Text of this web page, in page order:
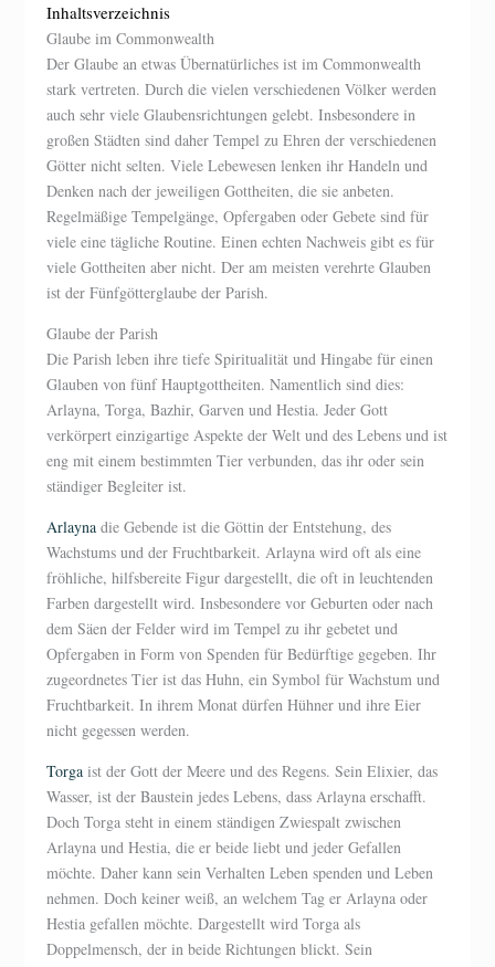
Inhaltsverzeichnis
Glaube im Commonwealth
Der Glaube an etwas Übernatürliches ist im Commonwealth
stark vertreten. Durch die vielen verschiedenen Völker werden
auch sehr viele Glaubensrichtungen gelebt. Insbesondere in
großen Städten sind daher Tempel zu Ehren der verschiedenen
Götter nicht selten. Viele Lebewesen lenken ihr Handeln und
Denken nach der jeweiligen Gottheiten, die sie anbeten.
Regelmäßige Tempelgänge, Opfergaben oder Gebete sind für
viele eine tägliche Routine. Einen echten Nachweis gibt es für
viele Gottheiten aber nicht. Der am meisten verehrte Glauben
ist der Fünfgötterglaube der Parish.
Glaube der Parish
Die Parish leben ihre tiefe Spiritualität und Hingabe für einen
Glauben von fünf Hauptgottheiten. Namentlich sind dies:
Arlayna, Torga, Bazhir, Garven und Hestia. Jeder Gott
verkörpert einzigartige Aspekte der Welt und des Lebens und ist
eng mit einem bestimmten Tier verbunden, das ihr oder sein
ständiger Begleiter ist.
Arlayna die Gebende ist die Göttin der Entstehung, des
Wachstums und der Fruchtbarkeit. Arlayna wird oft als eine
fröhliche, hilfsbereite Figur dargestellt, die oft in leuchtenden
Farben dargestellt wird. Insbesondere vor Geburten oder nach
dem Säen der Felder wird im Tempel zu ihr gebetet und
Opfergaben in Form von Spenden für Bedürftige gegeben. Ihr
zugeordnetes Tier ist das Huhn, ein Symbol für Wachstum und
Fruchtbarkeit. In ihrem Monat dürfen Hühner und ihre Eier
nicht gegessen werden.
Torga ist der Gott der Meere und des Regens. Sein Elixier, das
Wasser, ist der Baustein jedes Lebens, dass Arlayna erschafft.
Doch Torga steht in einem ständigen Zwiespalt zwischen
Arlayna und Hestia, die er beide liebt und jeder Gefallen
möchte. Daher kann sein Verhalten Leben spenden und Leben
nehmen. Doch keiner weiß, an welchem Tag er Arlayna oder
Hestia gefallen möchte. Dargestellt wird Torga als
Doppelmensch, der in beide Richtungen blickt. Sein